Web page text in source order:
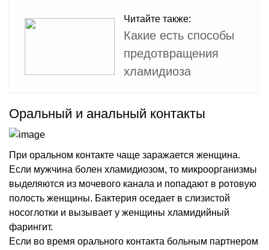
Читайте также:
Какие есть способы
предотвращения
хламидиоза
Оральный и анальный контакты
При оральном контакте чаще заражается женщина.
Если мужчина болен хламидиозом, то микроорганизмы
выделяются из мочевого канала и попадают в ротовую
полость женщины. Бактерия оседает в слизистой
носоглотки и вызывает у женщины хламидийный
фарингит.
Если во время орального контакта больным партнером